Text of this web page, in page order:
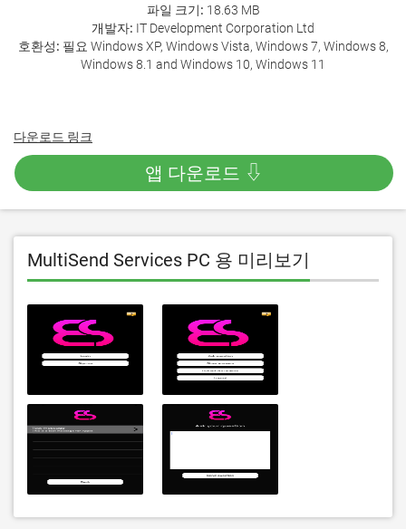
파일 크기: 18.63 MB
개발자: IT Development Corporation Ltd
호환성: 필요 Windows XP, Windows Vista, Windows 7, Windows 8,
Windows 8.1 and Windows 10, Windows 11
다운로드 링크
앱 다운로드 ⇩
MultiSend Services PC 용 미리보기